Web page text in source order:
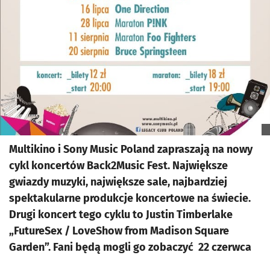
Multikino i Sony Music Poland zapraszają na nowy
cykl koncertów Back2Music Fest. Największe
gwiazdy muzyki, największe sale, najbardziej
spektakularne produkcje koncertowe na świecie.
Drugi koncert tego cyklu to Justin Timberlake
„FutureSex / LoveShow from Madison Square
Garden”. Fani będą mogli go zobaczyć 22 czerwca